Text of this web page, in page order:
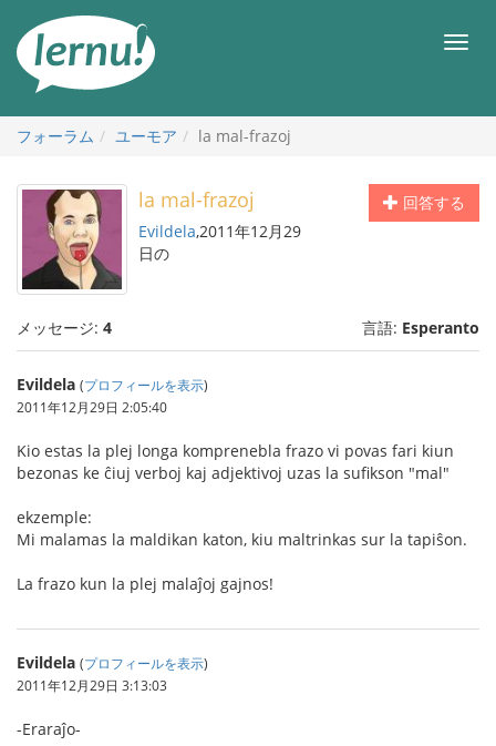
メ
フォーラム
ユーモア la mal-frazoj
回答する
la mal-frazoj
Evildela,2011年12月29
日の
メッセージ: 4 言語: Esperanto
Evildela (プロフィールを表示)
2011年12月29日 2:05:40
Kio estas la plej longa komprenebla frazo vi povas fari kiun
bezonas ke ĉiuj verboj kaj adjektivoj uzas la sufikson "mal"
ekzemple:
Mi malamas la maldikan katon, kiu maltrinkas sur la tapiŝon.
La frazo kun la plej malaĵoj gajnos!
Evildela (プロフィールを表示)
2011年12月29日 3:13:03
-Eraraĵo-